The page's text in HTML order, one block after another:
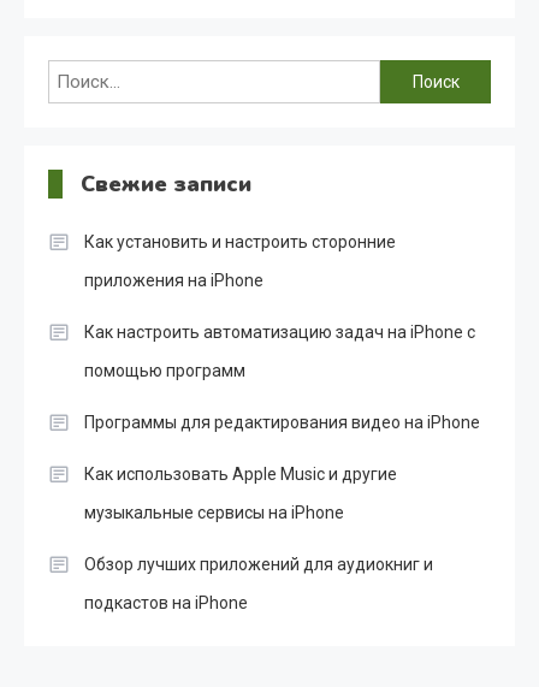
Найти:
Свежие записи
Как установить и настроить сторонние
приложения на iPhone
Как настроить автоматизацию задач на iPhone с
помощью программ
Программы для редактирования видео на iPhone
Как использовать Apple Music и другие
музыкальные сервисы на iPhone
Обзор лучших приложений для аудиокниг и
подкастов на iPhone